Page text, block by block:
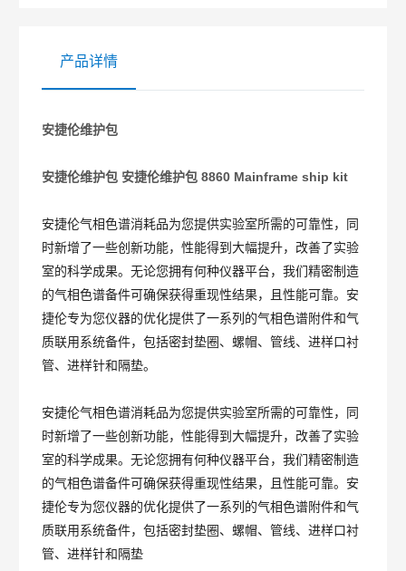
产品详情
安捷伦维护包
安捷伦维护包 安捷伦维护包 8860 Mainframe ship kit
安捷伦气相色谱消耗品为您提供实验室所需的可靠性，同
时新增了一些创新功能，性能得到大幅提升，改善了实验
室的科学成果。无论您拥有何种仪器平台，我们精密制造
的气相色谱备件可确保获得重现性结果，且性能可靠。安
捷伦专为您仪器的优化提供了一系列的气相色谱附件和气
质联用系统备件，包括密封垫圈、螺帽、管线、进样口衬
管、进样针和隔垫。
安捷伦气相色谱消耗品为您提供实验室所需的可靠性，同
时新增了一些创新功能，性能得到大幅提升，改善了实验
室的科学成果。无论您拥有何种仪器平台，我们精密制造
的气相色谱备件可确保获得重现性结果，且性能可靠。安
捷伦专为您仪器的优化提供了一系列的气相色谱附件和气
质联用系统备件，包括密封垫圈、螺帽、管线、进样口衬
管、进样针和隔垫